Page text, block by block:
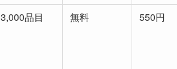
3,000品目 無料 550円